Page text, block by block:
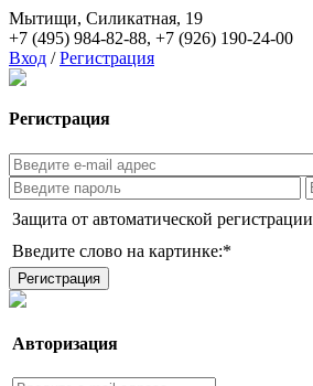
Мытищи, Силикатная, 19
+7 (495) 984-82-88, +7 (926) 190-24-00
Вход / Регистрация
Регистрация
Защита от автоматической регистрации
Введите слово на картинке:*
Авторизация